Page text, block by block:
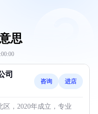
思
司
咨询 进店
，2020年成立，专业